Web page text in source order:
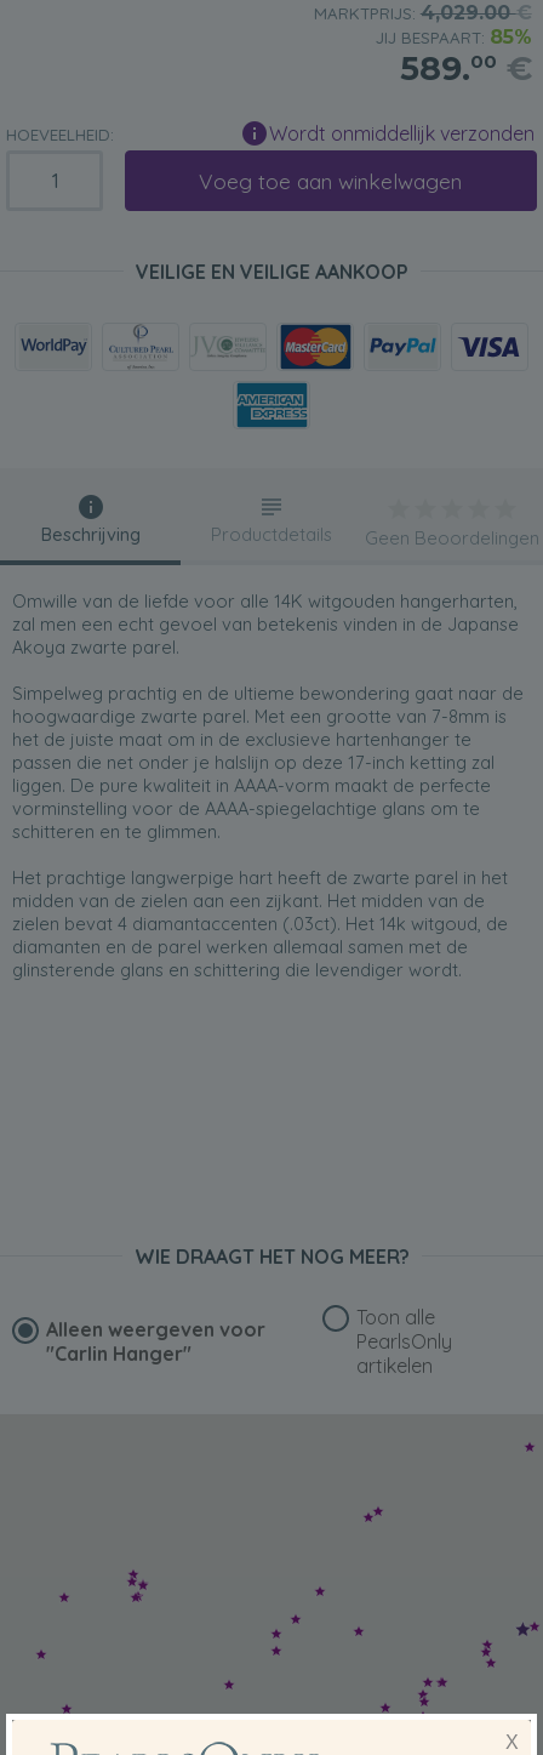
MARKTPRIJS: 4,029.00€
JIJ BESPAART: 85%
589.00 €
HOEVEELHEID: Wordt onmiddellijk verzonden
Voeg toe aan winkelwagen
VEILIGE EN VEILIGE AANKOOP
Beschrijving
Omwille van de liefde voor alle 14K witgouden hangerharten,
zal men een echt gevoel van betekenis vinden in de Japanse
Akoya zwarte parel.
Simpelweg prachtig en de ultieme bewondering gaat naar de
hoogwaardige zwarte parel. Met een grootte van 7-8mm is
het de juiste maat om in de exclusieve hartenhanger te
passen die net onder je halslijn op deze 17-inch ketting zal
liggen. De pure kwaliteit in AAAA-vorm maakt de perfecte
vorminstelling voor de AAAA-spiegelachtige glans om te
schitteren en te glimmen.
Het prachtige langwerpige hart heeft de zwarte parel in het
midden van de zielen aan een zijkant. Het midden van de
zielen bevat 4 diamantaccenten (.03ct). Het 14k witgoud, de
diamanten en de parel werken allemaal samen met de
glinsterende glans en schittering die levendiger wordt.
Productdetails Geen Beoordelingen
WIE DRAAGT HET NOG MEER?
Alleen weergeven voor
"Carlin Hanger"
Toon alle
PearlsOnly
artikelen
X